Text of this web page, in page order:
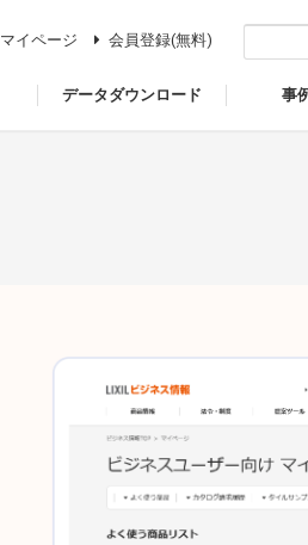
データダウンロード 事
マイページ 会員登録(無料)